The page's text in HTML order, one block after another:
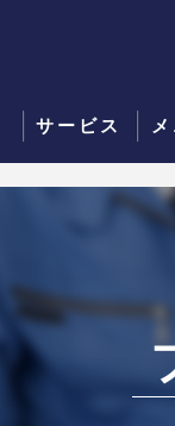
サービス